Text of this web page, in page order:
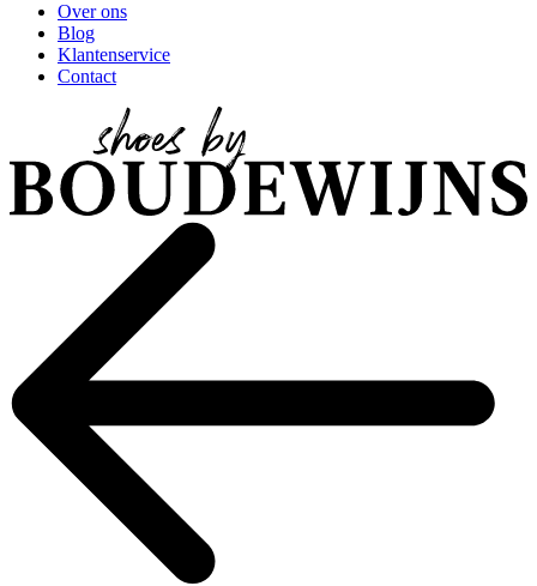
Over ons
Blog
Klantenservice
Contact